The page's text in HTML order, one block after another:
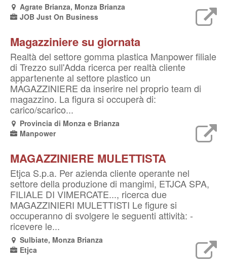
Agrate Brianza, Monza Brianza
JOB Just On Business
Magazziniere su giornata
Realtà del settore gomma plastica Manpower filiale
di Trezzo sull'Adda ricerca per realtà cliente
appartenente al settore plastico un
MAGAZZINIERE da inserire nel proprio team di
magazzino. La figura si occuperà di:
carico/scarico...
Provincia di Monza e Brianza
Manpower
MAGAZZINIERE MULETTISTA
Etjca S.p.a. Per azienda cliente operante nel
settore della produzione di mangimi, ETJCA SPA,
FILIALE DI VIMERCATE..., ricerca due
MAGAZZINIERI MULETTISTI Le figure si
occuperanno di svolgere le seguenti attività: -
ricevere le...
Sulbiate, Monza Brianza
Etjca